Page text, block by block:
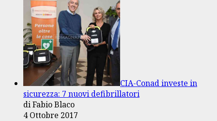
CIA-Conad investe in
sicurezza: 7 nuovi defibrillatori
di Fabio Blaco
4 Ottobre 2017